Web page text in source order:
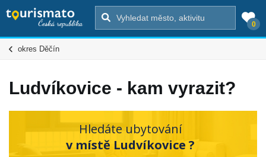
0
okres Děčín
Ludvíkovice - kam vyrazit?
Hledáte ubytování
v místě Ludvíkovice ?